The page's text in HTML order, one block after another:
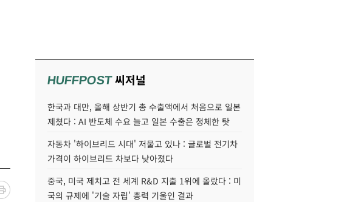
HUFFPOST씨저널
한국과 대만, 올해 상반기 총 수출액에서 처음으로 일본
제쳤다 : AI 반도체 수요 늘고 일본 수출은 정체한 탓
자동차 '하이브리드 시대' 저물고 있나 : 글로벌 전기차
가격이 하이브리드 차보다 낮아졌다
중국, 미국 제치고 전 세계 R&D 지출 1위에 올랐다 : 미
국의 규제에 '기술 자립' 총력 기울인 결과